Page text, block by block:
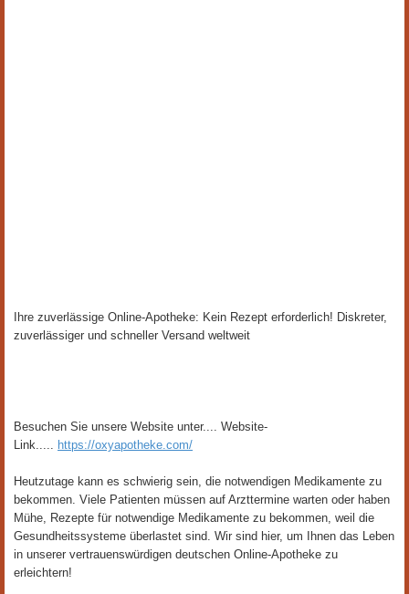
Ihre zuverlässige Online-Apotheke: Kein Rezept erforderlich! Diskreter,
zuverlässiger und schneller Versand weltweit​
Besuchen Sie unsere Website unter.... Website-
Link..... https://oxyapotheke.com/
Heutzutage kann es schwierig sein, die notwendigen Medikamente zu
bekommen. Viele Patienten müssen auf Arzttermine warten oder haben
Mühe, Rezepte für notwendige Medikamente zu bekommen, weil die
Gesundheitssysteme überlastet sind. Wir sind hier, um Ihnen das Leben
in unserer vertrauenswürdigen deutschen Online-Apotheke zu
erleichtern!